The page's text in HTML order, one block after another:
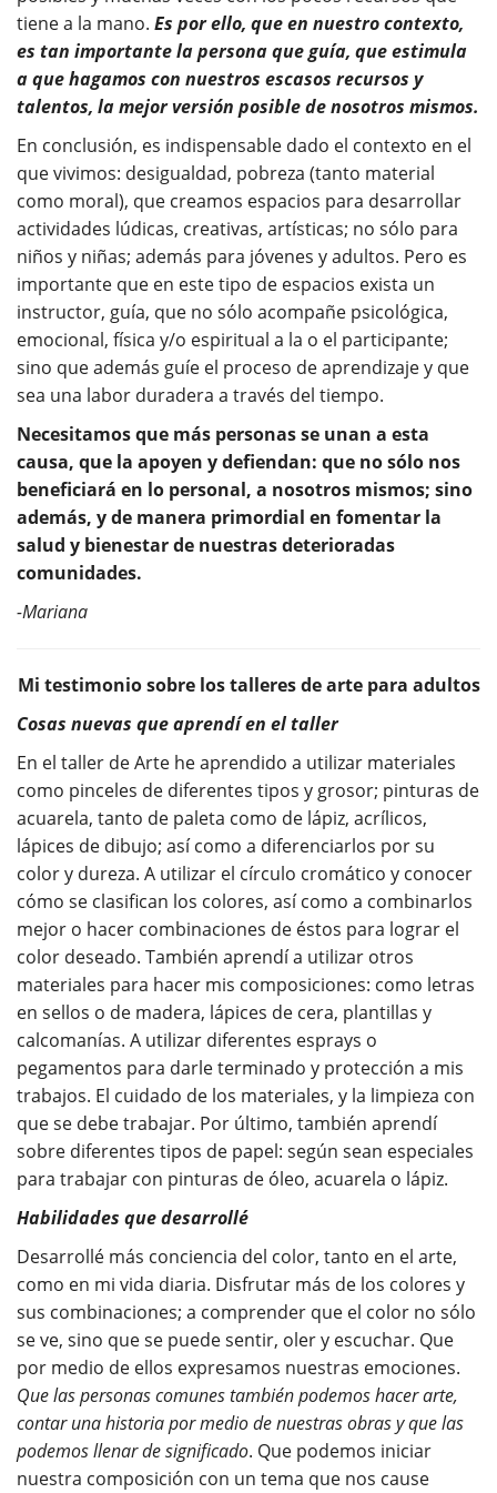
tiene a la mano. Es por ello, que en nuestro contexto,
es tan importante la persona que guía, que estimula
a que hagamos con nuestros escasos recursos y
talentos, la mejor versión posible de nosotros mismos.
En conclusión, es indispensable dado el contexto en el
que vivimos: desigualdad, pobreza (tanto material
como moral), que creamos espacios para desarrollar
actividades lúdicas, creativas, artísticas; no sólo para
niños y niñas; además para jóvenes y adultos. Pero es
importante que en este tipo de espacios exista un
instructor, guía, que no sólo acompañe psicológica,
emocional, física y/o espiritual a la o el participante;
sino que además guíe el proceso de aprendizaje y que
sea una labor duradera a través del tiempo.
Necesitamos que más personas se unan a esta
causa, que la apoyen y defiendan: que no sólo nos
beneficiará en lo personal, a nosotros mismos; sino
además, y de manera primordial en fomentar la
salud y bienestar de nuestras deterioradas
comunidades.
-Mariana
Mi testimonio sobre los talleres de arte para adultos
Cosas nuevas que aprendí en el taller
En el taller de Arte he aprendido a utilizar materiales
como pinceles de diferentes tipos y grosor; pinturas de
acuarela, tanto de paleta como de lápiz, acrílicos,
lápices de dibujo; así como a diferenciarlos por su
color y dureza. A utilizar el círculo cromático y conocer
cómo se clasifican los colores, así como a combinarlos
mejor o hacer combinaciones de éstos para lograr el
color deseado. También aprendí a utilizar otros
materiales para hacer mis composiciones: como letras
en sellos o de madera, lápices de cera, plantillas y
calcomanías. A utilizar diferentes esprays o
pegamentos para darle terminado y protección a mis
trabajos. El cuidado de los materiales, y la limpieza con
que se debe trabajar. Por último, también aprendí
sobre diferentes tipos de papel: según sean especiales
para trabajar con pinturas de óleo, acuarela o lápiz.
Habilidades que desarrollé
Desarrollé más conciencia del color, tanto en el arte,
como en mi vida diaria. Disfrutar más de los colores y
sus combinaciones; a comprender que el color no sólo
se ve, sino que se puede sentir, oler y escuchar. Que
por medio de ellos expresamos nuestras emociones.
Que las personas comunes también podemos hacer arte,
contar una historia por medio de nuestras obras y que las
podemos llenar de significado. Que podemos iniciar
nuestra composición con un tema que nos cause